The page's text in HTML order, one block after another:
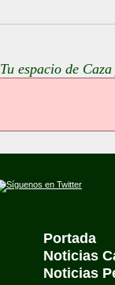
Tu espacio de
Portada
Noticias
Noticias